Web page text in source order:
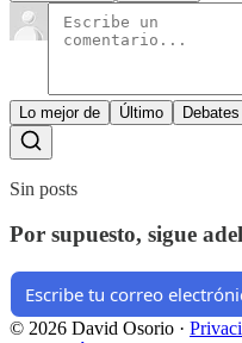
Lo mejor de Último Debates
Sin posts
Por supuesto, sigue
© 2026 David Osorio ·